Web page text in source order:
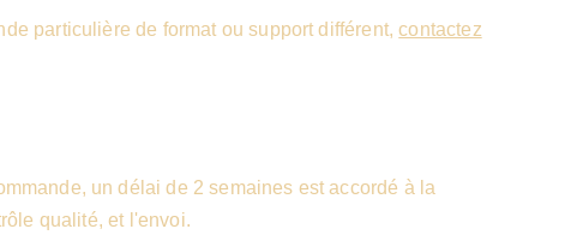
particulière de format ou support différent,contactez
un délai de 2 semaines est accordé à la
qualité, et l'envoi.